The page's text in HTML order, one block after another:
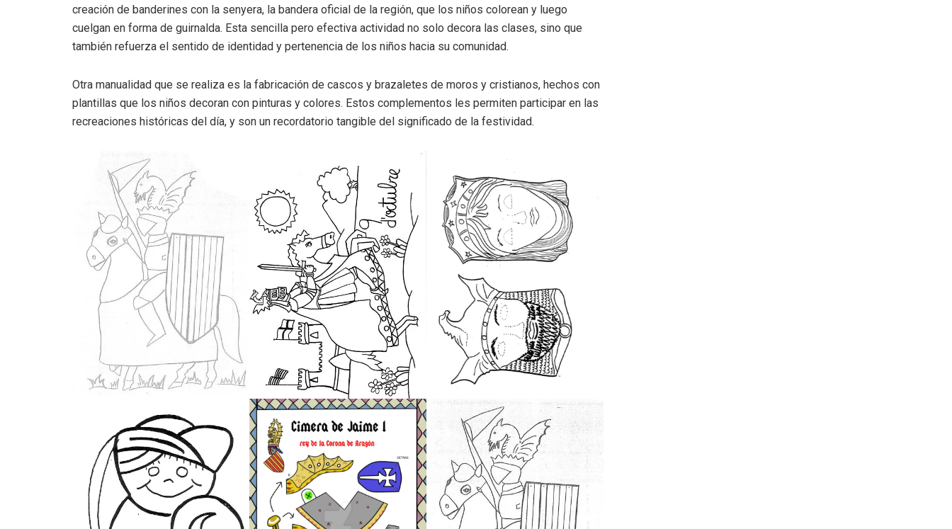
creación de banderines con la senyera, la bandera oficial de la región, que los niños colorean y luego
cuelgan en forma de guirnalda. Esta sencilla pero efectiva actividad no solo decora las clases, sino que
también refuerza el sentido de identidad y pertenencia de los niños hacia su comunidad.
Otra manualidad que se realiza es la fabricación de cascos y brazaletes de moros y cristianos, hechos con
plantillas que los niños decoran con pinturas y colores. Estos complementos les permiten participar en las
recreaciones históricas del día, y son un recordatorio tangible del significado de la festividad.